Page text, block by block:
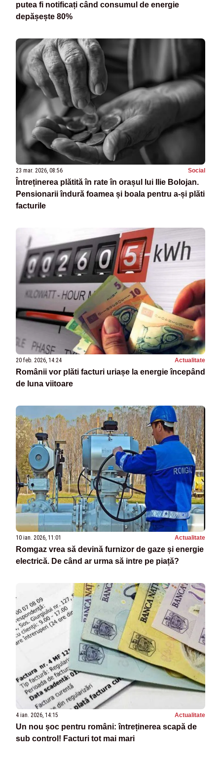
putea fi notificați când consumul de energie
depășește 80%
23 mar. 2026, 08:56 Social
Întreținerea plătită în rate în orașul lui Ilie Bolojan.
Pensionarii îndură foamea și boala pentru a-și plăti
facturile
20 feb. 2026, 14:24 Actualitate
Românii vor plăti facturi uriașe la energie începând
de luna viitoare
10 ian. 2026, 11:01 Actualitate
Romgaz vrea să devină furnizor de gaze și energie
electrică. De când ar urma să intre pe piață?
4 ian. 2026, 14:15 Actualitate
Un nou șoc pentru români: întreținerea scapă de
sub control! Facturi tot mai mari